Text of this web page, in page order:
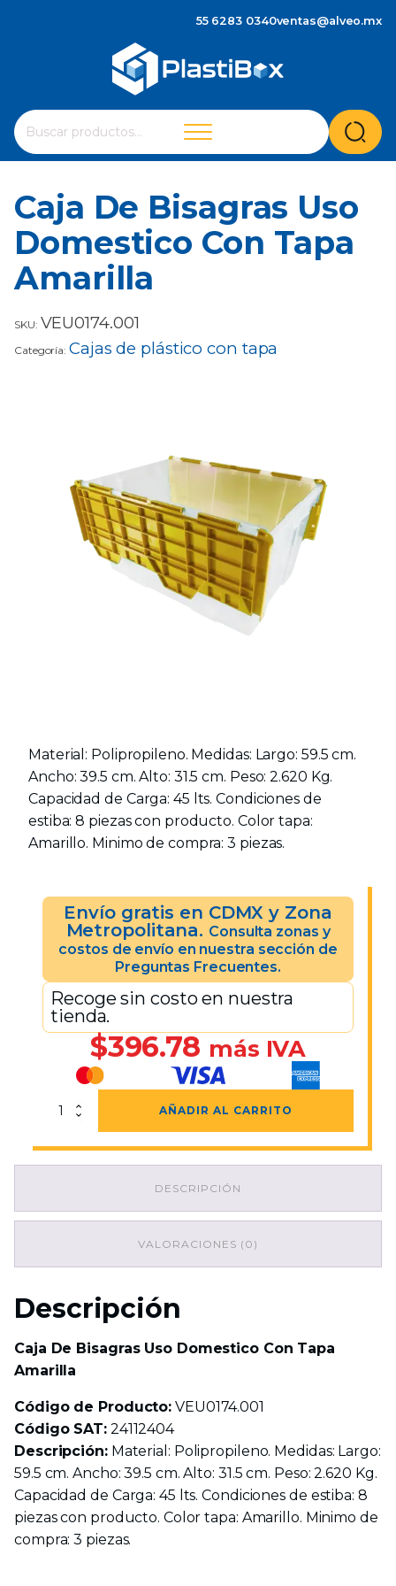
55 6283 0340ventas@alveo.mx
Buscar
por:
Cuando hay resultados autocompletados, puedes
Caja De Bisagras Uso
Domestico Con Tapa
Amarilla
SKU: VEU0174.001
Categoría: Cajas de plástico con tapa
Material: Polipropileno. Medidas: Largo: 59.5 cm.
Ancho: 39.5 cm. Alto: 31.5 cm. Peso: 2.620 Kg.
Capacidad de Carga: 45 lts. Condiciones de
estiba: 8 piezas con producto. Color tapa:
Amarillo. Minimo de compra: 3 piezas.
Envío gratis en CDMX y Zona
Metropolitana. Consulta zonas y
costos de envío en nuestra sección de
Preguntas Frecuentes.
Recoge sin costo en nuestra
tienda.
$396.78 más IVA
Caja
Amarilla
AÑADIR AL CARRITO
DESCRIPCIÓN
VALORACIONES (0)
Descripción
Caja De Bisagras Uso Domestico Con Tapa
Amarilla
Código de Producto: VEU0174.001
Código SAT:24112404
Descripción:Material: Polipropileno. Medidas: Largo:
59.5 cm. Ancho: 39.5 cm. Alto: 31.5 cm. Peso: 2.620 Kg.
Capacidad de Carga: 45 lts. Condiciones de estiba: 8
piezas con producto. Color tapa: Amarillo. Minimo de
compra: 3 piezas.